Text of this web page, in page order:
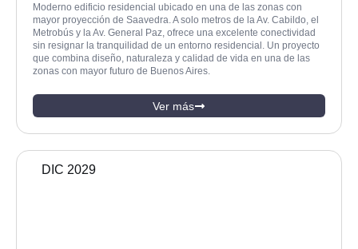
Moderno edificio residencial ubicado en una de las zonas con
mayor proyección de Saavedra. A solo metros de la Av. Cabildo, el
Metrobús y la Av. General Paz, ofrece una excelente conectividad
sin resignar la tranquilidad de un entorno residencial. Un proyecto
que combina diseño, naturaleza y calidad de vida en una de las
zonas con mayor futuro de Buenos Aires.
Ver más
DIC 2029